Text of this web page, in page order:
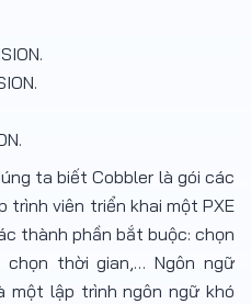
ta biết Cobbler là gói các
trình viên triển khai một PXE
thành phần bắt buộc: chọn
chọn thời gian,… Ngôn ngữ
một lập trình ngôn ngữ khó